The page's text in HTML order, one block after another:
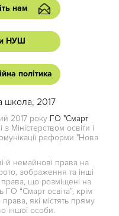
нам
НУШ
політика
школа, 2017
2017 року ГО "Смарт
з Міністерством освіти і
реформи "Нова
й немайнові права на
зображення та інші
права, що розміщені на
ГО “Смарт освіта”, крім
права, які містять пряму
іншої особи.